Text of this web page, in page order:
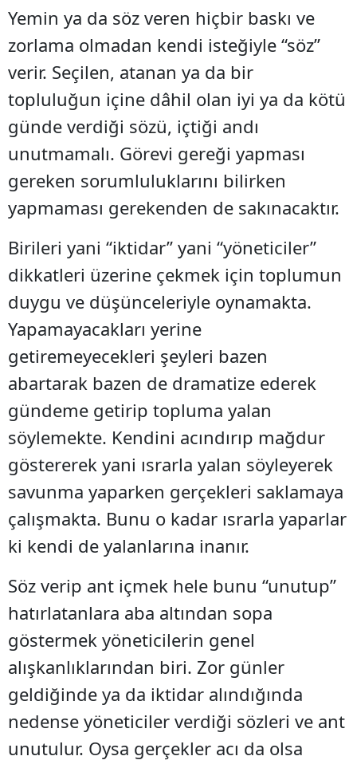
Yemin ya da söz veren hiçbir baskı ve
zorlama olmadan kendi isteğiyle “söz”
verir. Seçilen, atanan ya da bir
topluluğun içine dâhil olan iyi ya da kötü
günde verdiği sözü, içtiği andı
unutmamalı. Görevi gereği yapması
gereken sorumluluklarını bilirken
yapmaması gerekenden de sakınacaktır.
Birileri yani “iktidar” yani “yöneticiler”
dikkatleri üzerine çekmek için toplumun
duygu ve düşünceleriyle oynamakta.
Yapamayacakları yerine
getiremeyecekleri şeyleri bazen
abartarak bazen de dramatize ederek
gündeme getirip topluma yalan
söylemekte. Kendini acındırıp mağdur
göstererek yani ısrarla yalan söyleyerek
savunma yaparken gerçekleri saklamaya
çalışmakta. Bunu o kadar ısrarla yaparlar
ki kendi de yalanlarına inanır.
Söz verip ant içmek hele bunu “unutup”
hatırlatanlara aba altından sopa
göstermek yöneticilerin genel
alışkanlıklarından biri. Zor günler
geldiğinde ya da iktidar alındığında
nedense yöneticiler verdiği sözleri ve ant
unutulur. Oysa gerçekler acı da olsa